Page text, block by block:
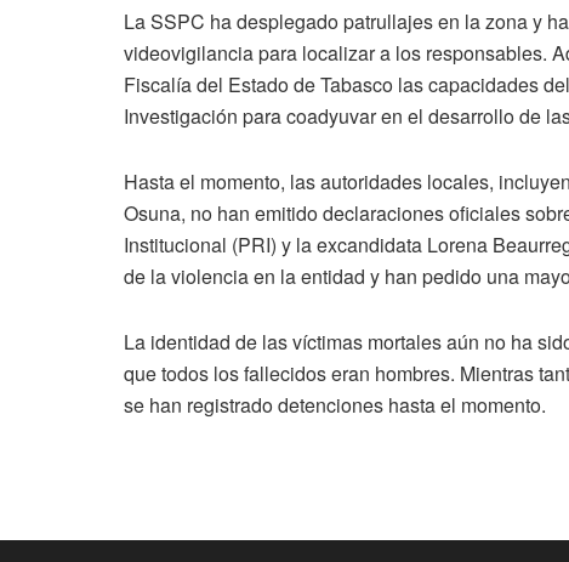
La SSPC ha desplegado patrullajes en la zona y
videovigilancia para localizar a los responsables.
Fiscalía del Estado de Tabasco las capacidades
Investigación para coadyuvar en el desarrollo de
Hasta el momento, las autoridades locales,
Osuna, no han emitido declaraciones oficiales
Institucional (PRI) y la excandidata Lorena
de la violencia en la entidad y han pedido una
La identidad de las víctimas mortales aún no ha
que todos los fallecidos eran hombres. Mientras
se han registrado detenciones hasta el momento.